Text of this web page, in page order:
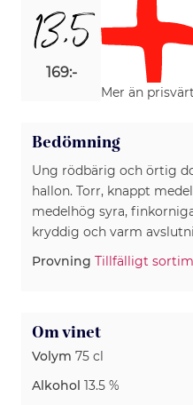
13,5
169:-
Mer än prisvärt
Bedömning
Ung rödbärig och örtig
hallon. Torr, knappt
medelhög syra,
kryddig och varm
Provning Tillfälligt
Om vinet
Volym 75 cl
Alkohol 13.5 %